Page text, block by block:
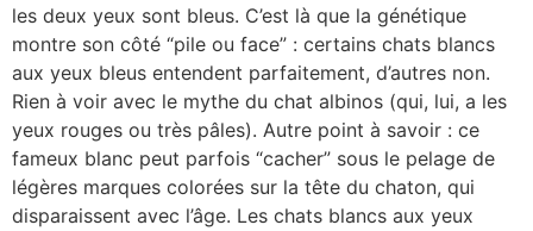
les deux yeux sont bleus. C’est là que la génétique
montre son côté “pile ou face” : certains chats blancs
aux yeux bleus entendent parfaitement, d’autres non.
Rien à voir avec le mythe du chat albinos (qui, lui, a les
yeux rouges ou très pâles). Autre point à savoir : ce
fameux blanc peut parfois “cacher” sous le pelage de
légères marques colorées sur la tête du chaton, qui
disparaissent avec l’âge. Les chats blancs aux yeux